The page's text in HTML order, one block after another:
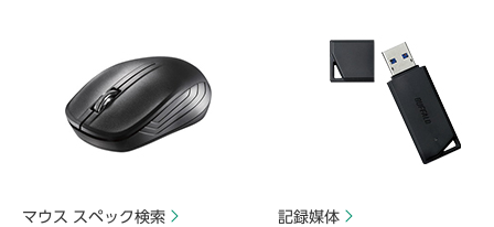
マウス スペック検索 記録媒体